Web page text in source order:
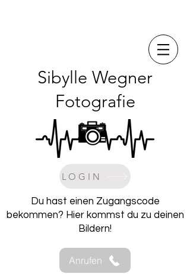
Sibylle Wegner
Fotografie
LOGIN
Du hast einen Zugangscode
bekommen? Hier kommst du zu deinen
Bildern!
Anrufen